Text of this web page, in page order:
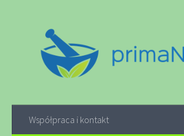
Współpraca i kontakt